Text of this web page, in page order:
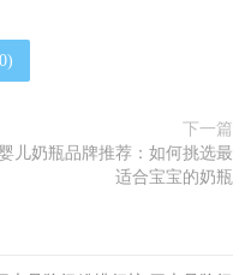
0)
下一篇
儿奶瓶品牌推荐：如何挑选最
适合宝宝的奶瓶